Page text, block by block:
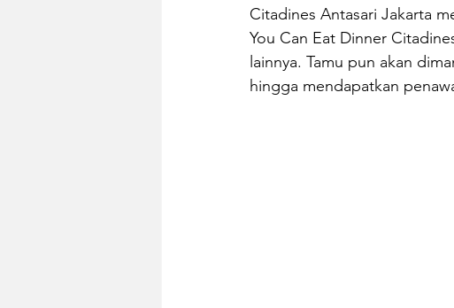
Citadines Antasari Jakarta
You Can Eat Dinner
lainnya. Tamu pun akan
hingga mendapatkan